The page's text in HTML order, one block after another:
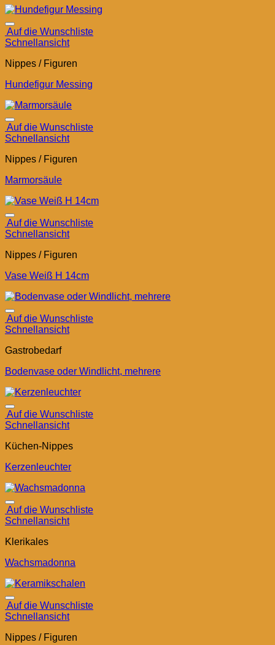
Auf die Wunschliste
Schnellansicht
Nippes / Figuren
Hundefigur Messing
Auf die Wunschliste
Schnellansicht
Nippes / Figuren
Marmorsäule
Auf die Wunschliste
Schnellansicht
Nippes / Figuren
Vase Weiß H 14cm
Auf die Wunschliste
Schnellansicht
Gastrobedarf
Bodenvase oder Windlicht, mehrere
Auf die Wunschliste
Schnellansicht
Küchen-Nippes
Kerzenleuchter
Auf die Wunschliste
Schnellansicht
Klerikales
Wachsmadonna
Auf die Wunschliste
Schnellansicht
Nippes / Figuren